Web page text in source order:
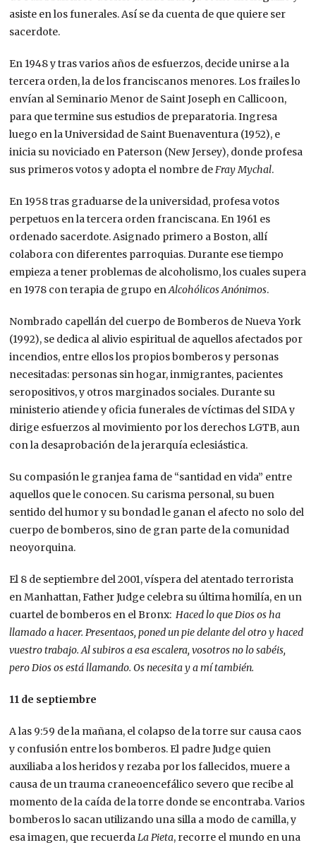
asiste en los funerales. Así se da cuenta de que quiere ser
sacerdote.​
En 1948 y tras varios años de esfuerzos, decide unirse a la
tercera orden, la de los franciscanos menores. Los frailes lo
envían al Seminario Menor de Saint Joseph en Callicoon,
para que termine sus estudios de preparatoria. Ingresa
luego en la Universidad de Saint Buenaventura (1952), e
inicia su noviciado en Paterson (New Jersey), donde profesa
sus primeros votos y adopta el nombre deFray Mychal.
En 1958 tras graduarse de la universidad, profesa votos
perpetuos en la tercera orden franciscana. En 1961 es
ordenado sacerdote. Asignado primero a Boston, allí
colabora con diferentes parroquias. Durante ese tiempo
empieza a tener problemas de alcoholismo, los cuales supera
en 1978 con terapia de grupo enAlcohólicos Anónimos.
Nombrado capellán del cuerpo de Bomberos de Nueva York
(1992), se dedica al alivio espiritual de aquellos afectados por
incendios, entre ellos los propios bomberos y personas
necesitadas: personas sin hogar, inmigrantes, pacientes
seropositivos, y otros marginados sociales. Durante su
ministerio atiende y oficia funerales de víctimas del SIDA y
dirige esfuerzos al movimiento por los derechos LGTB, aun
con la desaprobación de la jerarquía eclesiástica.
Su compasión le granjea fama de “santidad en vida” entre
aquellos que le conocen. Su carisma personal, su buen
sentido del humor y su bondad le ganan el afecto no solo del
cuerpo de bomberos, sino de gran parte de la comunidad
neoyorquina.​
El 8 de septiembre del 2001, víspera del atentado terrorista
en Manhattan, Father Judge celebra su última homilía, en un
cuartel de bomberos en el Bronx:Haced lo que Dios os ha
llamado a hacer. Presentaos, poned un pie delante del otro y haced
vuestro trabajo. Al subiros a esa escalera, vosotros no lo sabéis,
pero Dios os está llamando. Os necesita y a mí también.
11 de septiembre
A las 9:59 de la mañana, el colapso de la torre sur causa caos
y confusión entre los bomberos. El padre Judge quien
auxiliaba a los heridos y rezaba por los fallecidos, muere a
causa de un trauma craneoencefálico severo que recibe al
momento de la caída de la torre donde se encontraba. Varios
bomberos lo sacan utilizando una silla a modo de camilla, y
esa imagen, que recuerdaLa Pieta, recorre el mundo en una